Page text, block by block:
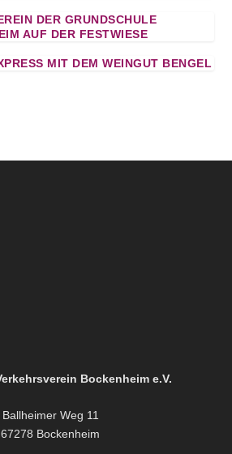
DER GRUNDSCHULE
AUF DER FESTWIESE
MIT DEM WEINGUT BENGEL
Bockenheim e.V.
Ballheimer Weg 11
67278 Bockenheim